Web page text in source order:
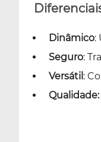
Dinâmico:
Seguro:
Versátil :
Qualidade: